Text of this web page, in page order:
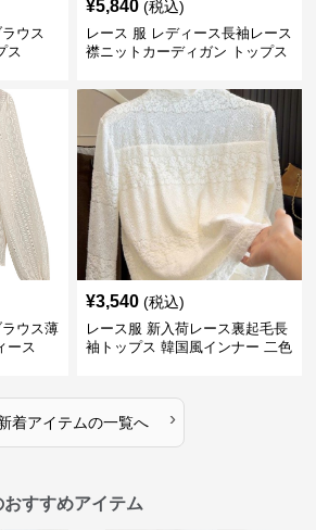
ウス
ス
¥5,840 (税込)
レース 服 レディース長袖レース
襟ニットカーディガン トップス
ウス薄
ース
¥3,540 (税込)
レース服 新入荷レース裏起毛長
袖トップス 韓国風インナー 二色
着アイテムの一覧へ ›
すすめアイテム